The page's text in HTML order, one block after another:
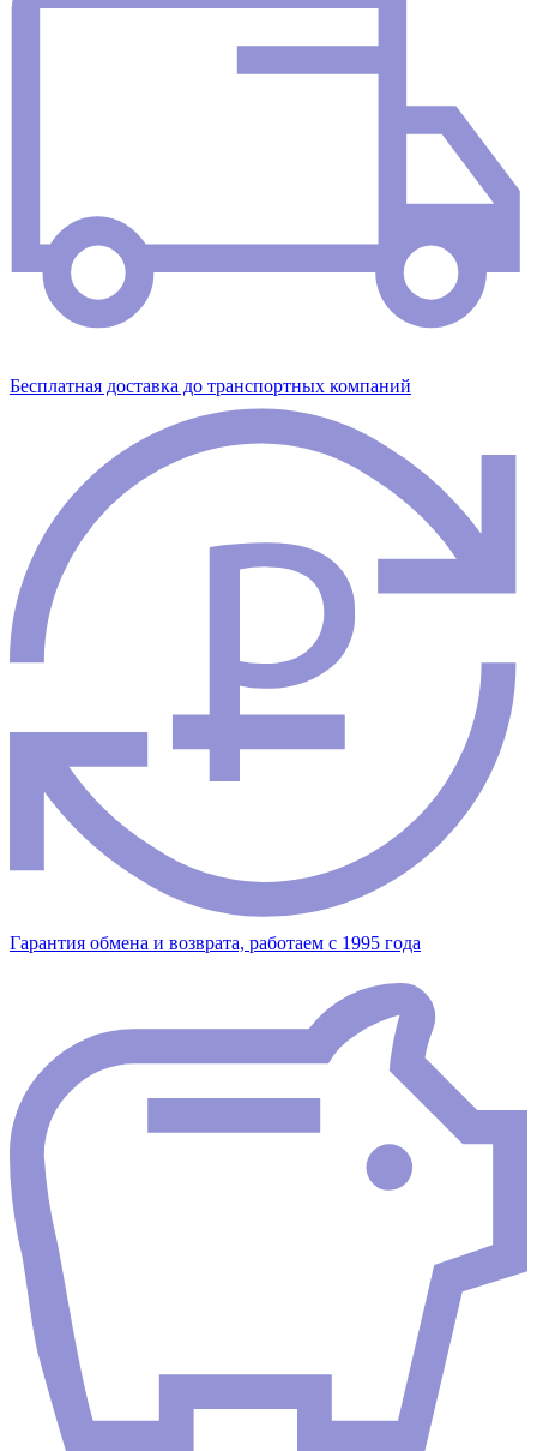
Бесплатная доставка до транспортных компаний
Гарантия обмена и возврата, работаем с 1995 года